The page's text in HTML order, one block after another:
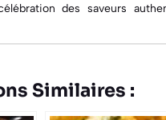
des saveurs
Similaires :